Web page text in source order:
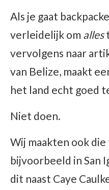
Als je gaat
verleidelijk om alles
vervolgens naar
van Belize, maakt
het land echt goed
Niet doen.
Wij maakten ook
bijvoorbeeld in San
dit naast Caye